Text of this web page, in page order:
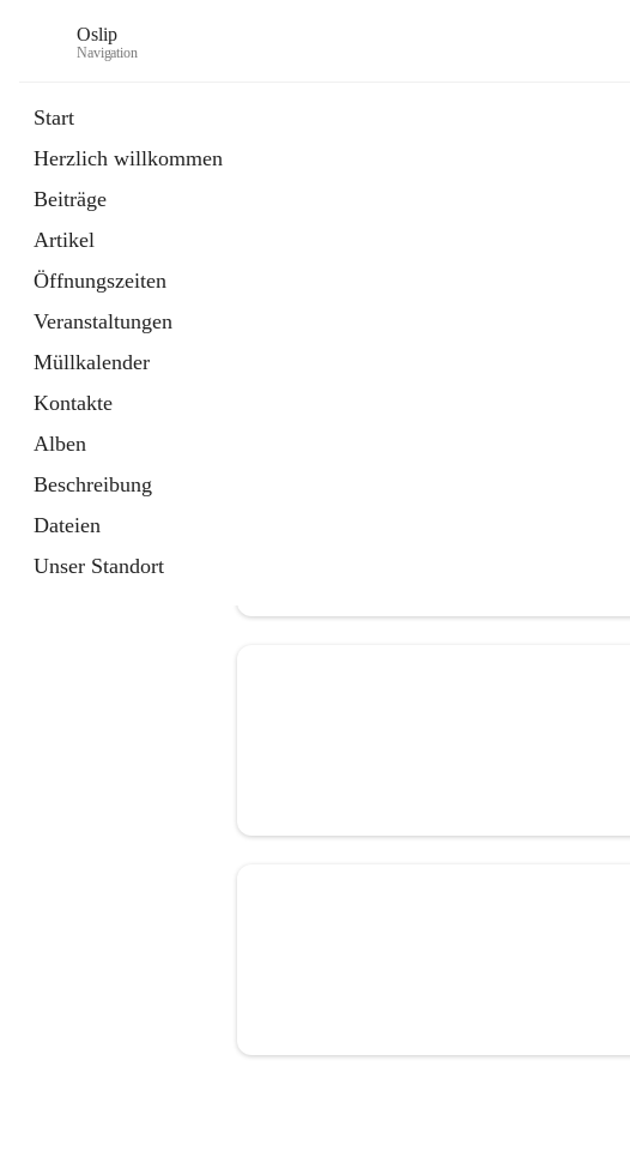
Oslip
Navigation
Start
Herzlich willkommen
Beiträge
Artikel
Öffnungszeiten
Veranstaltungen
Müllkalender
Kontakte
Alben
Beschreibung
Dateien
Unser Standort